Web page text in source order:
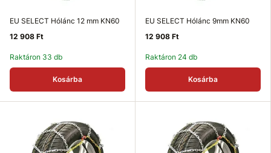
EU SELECT Hólánc 12 mm KN60
12 908 Ft
Raktáron 33 db
Kosárba
EU SELECT Hólánc 9mm KN60
12 908 Ft
Raktáron 24 db
Kosárba